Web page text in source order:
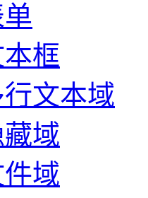
框
文本域
域
域